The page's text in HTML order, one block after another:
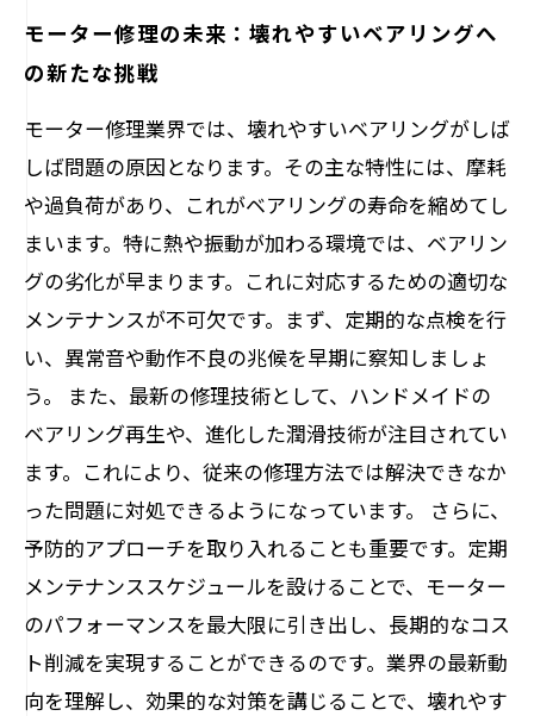
モーター修理の未来：壊れやすいベアリングへ
の新たな挑戦
モーター修理業界では、壊れやすいベアリングがしば
しば問題の原因となります。その主な特性には、摩耗
や過負荷があり、これがベアリングの寿命を縮めてし
まいます。特に熱や振動が加わる環境では、ベアリン
グの劣化が早まります。これに対応するための適切な
メンテナンスが不可欠です。まず、定期的な点検を行
い、異常音や動作不良の兆候を早期に察知しましょ
う。 また、最新の修理技術として、ハンドメイドの
ベアリング再生や、進化した潤滑技術が注目されてい
ます。これにより、従来の修理方法では解決できなか
った問題に対処できるようになっています。 さらに、
予防的アプローチを取り入れることも重要です。定期
メンテナンススケジュールを設けることで、モーター
のパフォーマンスを最大限に引き出し、長期的なコス
ト削減を実現することができるのです。業界の最新動
向を理解し、効果的な対策を講じることで、壊れやす